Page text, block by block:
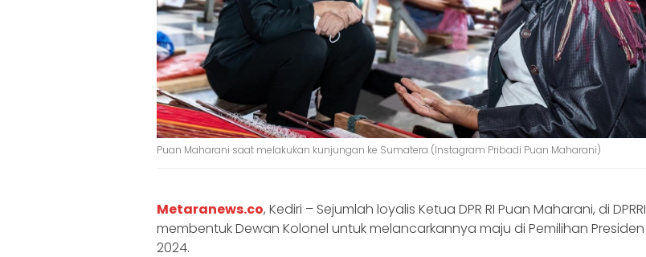
Puan Maharani saat melakukan kunjungan ke Sumatera (Instagram Pribadi Puan Maharani)
Metaranews.co, Kediri – Sejumlah loyalis Ketua DPR RI Puan Maharani, di DPRRI
membentuk Dewan Kolonel untuk melancarkannya maju di Pemilihan Presiden
2024.